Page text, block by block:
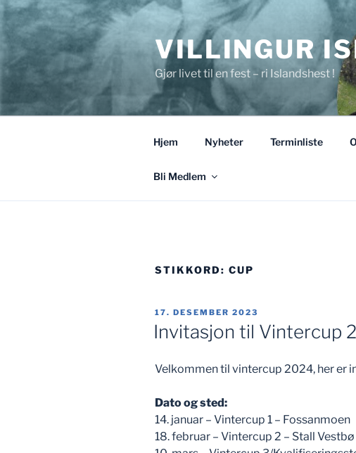
Gå
innhold
VILLINGUR
Gjør livet til en fest – ri Islandshest !
Hjem Nyheter Terminliste
Bli Medlem
STIKKORD: CUP
PUBLISERT
17. DESEMBER 2023
Invitasjon til Vintercup
Velkommen til vintercup 2024, her er
Dato og sted:
14. januar – Vintercup 1 – Fossanmoen
18. februar – Vintercup 2 – Stall Vestbø